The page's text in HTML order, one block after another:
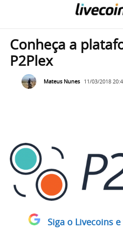
Conheça a
P2Plex
Mateus Nunes 11/03/2018
Siga o Livecoins